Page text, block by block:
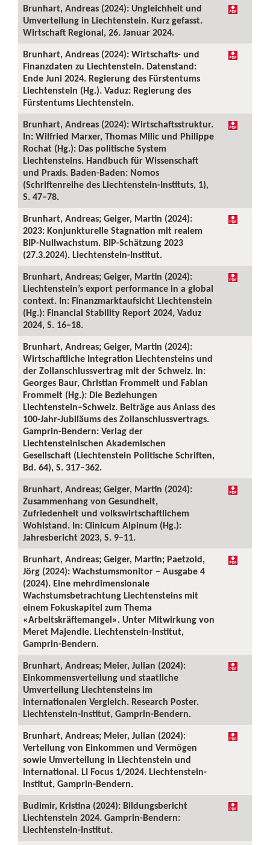
Brunhart, Andreas (2024): Ungleichheit und
Umverteilung in Liechtenstein. Kurz gefasst.
Wirtschaft Regional, 26. Januar 2024.
Brunhart, Andreas (2024): Wirtschafts- und
Finanzdaten zu Liechtenstein. Datenstand:
Ende Juni 2024. Regierung des Fürstentums
Liechtenstein (Hg.). Vaduz: Regierung des
Fürstentums Liechtenstein.
Brunhart, Andreas (2024): Wirtschaftsstruktur.
In: Wilfried Marxer, Thomas Milic und Philippe
Rochat (Hg.): Das politische System
Liechtensteins. Handbuch für Wissenschaft
und Praxis. Baden-Baden: Nomos
(Schriftenreihe des Liechtenstein-Instituts, 1),
S. 47–78.
Brunhart, Andreas; Geiger, Martin (2024):
2023: Konjunkturelle Stagnation mit realem
BIP-Nullwachstum. BIP-Schätzung 2023
(27.3.2024). Liechtenstein-Institut.
Brunhart, Andreas; Geiger, Martin (2024):
Liechtenstein’s export performance in a global
context. In: Finanzmarktaufsicht Liechtenstein
(Hg.): Financial Stability Report 2024, Vaduz
2024, S. 16–18.
Brunhart, Andreas; Geiger, Martin (2024):
Wirtschaftliche Integration Liechtensteins und
der Zollanschlussvertrag mit der Schweiz. In:
Georges Baur, Christian Frommelt und Fabian
Frommelt (Hg.): Die Beziehungen
Liechtenstein–Schweiz. Beiträge aus Anlass des
100-Jahr-Jubiläums des Zollanschlussvertrags.
Gamprin-Bendern: Verlag der
Liechtensteinischen Akademischen
Gesellschaft (Liechtenstein Politische Schriften,
Bd. 64), S. 317–362.
Brunhart, Andreas; Geiger, Martin (2024):
Zusammenhang von Gesundheit,
Zufriedenheit und volkswirtschaftlichem
Wohlstand. In: Clinicum Alpinum (Hg.):
Jahresbericht 2023, S. 9–11.
Brunhart, Andreas; Geiger, Martin; Paetzold,
Jörg (2024): Wachstumsmonitor – Ausgabe 4
(2024). Eine mehrdimensionale
Wachstumsbetrachtung Liechtensteins mit
einem Fokuskapitel zum Thema
«Arbeitskräftemangel». Unter Mitwirkung von
Meret Majendie. Liechtenstein-Institut,
Gamprin-Bendern.
Brunhart, Andreas; Meier, Julian (2024):
Einkommensverteilung und staatliche
Umverteilung Liechtensteins im
internationalen Vergleich. Research Poster.
Liechtenstein-Institut, Gamprin-Bendern.
Brunhart, Andreas; Meier, Julian (2024):
Verteilung von Einkommen und Vermögen
sowie Umverteilung in Liechtenstein und
international. LI Focus 1/2024. Liechtenstein-
Institut, Gamprin-Bendern.
Budimir, Kristina (2024): Bildungsbericht
Liechtenstein 2024. Gamprin-Bendern:
Liechtenstein-Institut.